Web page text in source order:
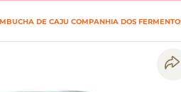
DE CAJU COMPANHIA DOS
chá